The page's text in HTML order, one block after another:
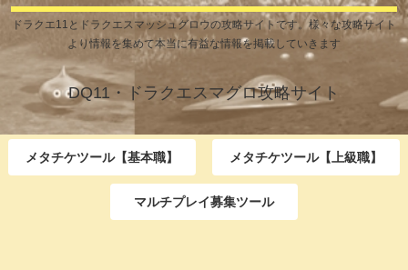
ドラクエ11とドラクエスマッシュグロウの攻略サイトです。様々な攻略サイト
より情報を集めて本当に有益な情報を掲載していきます
DQ11・ドラクエスマグロ攻略サイト
メタチケツール【基本職】 メタチケツール【上級職】
マルチプレイ募集ツール